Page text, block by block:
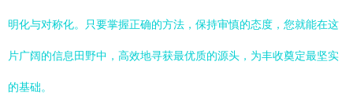
明化与对称化。只要掌握正确的方法，保持审慎的态度，您就能在这
片广阔的信息田野中，高效地寻获最优质的源头，为丰收奠定最坚实
的基础。